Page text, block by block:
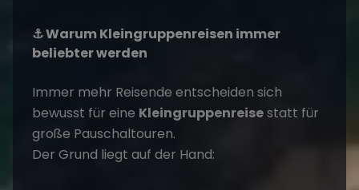
⚓ Warum Kleingruppenreisen immer
beliebter werden
Immer mehr Reisende entscheiden sich
bewusst für eine Kleingruppenreisestatt für
große Pauschaltouren.
Der Grund liegt auf der Hand: